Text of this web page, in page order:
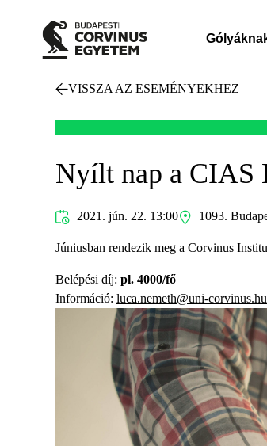
VISSZA AZ ESEMÉNYEKHEZ
Nyílt nap a CIAS
2021. jún. 22. 13:00 1093.
Júniusban rendezik meg a Corvinus
Belépési díj: pl. 4000/fő
Információ: luca.nemeth@uni-corvinus.hu